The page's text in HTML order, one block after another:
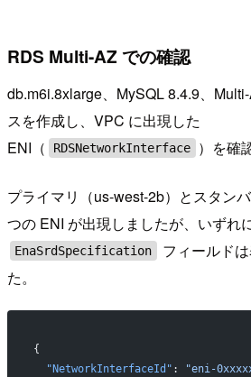
RDS Multi-AZ での確認
db.m6i.8xlarge、MySQL 8.4.9、
スを作成し、VPC に出現した
ENI（
RDSNetworkInterface ）を確
プライマリ（us-west-2b）とスタン
つの ENI が出現しましたが、いずれ
EnaSrdSpecification
フィールド
た。
{
  "NetworkInterfaceId"
: "eni-